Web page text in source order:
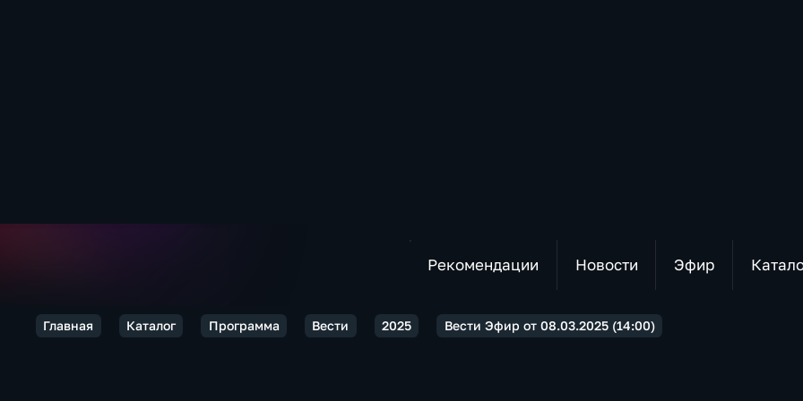
Рекомендации Новости Эфир
Главная Каталог Программа Вести 2025 Вести Эфир от 08.03.2025 (14:00)